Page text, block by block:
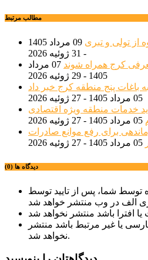
مطالب مرتبط
از تولی و تبری
09 مرداد 1405
- 31 ژوئیه 2026
کرج همراه شوند
07 مرداد
1405 - 29 ژوئیه 2026
باغات پنج منطقه کرج خبر داد
05 مرداد 1405 - 27 ژوئیه 2026
خدمات منطقه ویژه اقتصادی
05 مرداد 1405 - 27 ژوئیه 2026
برای رفع موانع صادرات
05 مرداد 1405 - 27 ژوئیه 2026
دیدگاه ها (0)
توسط شما، پس از تایید توسط
یا غیر مرتبط باشد منتشر
نخواهد شد.